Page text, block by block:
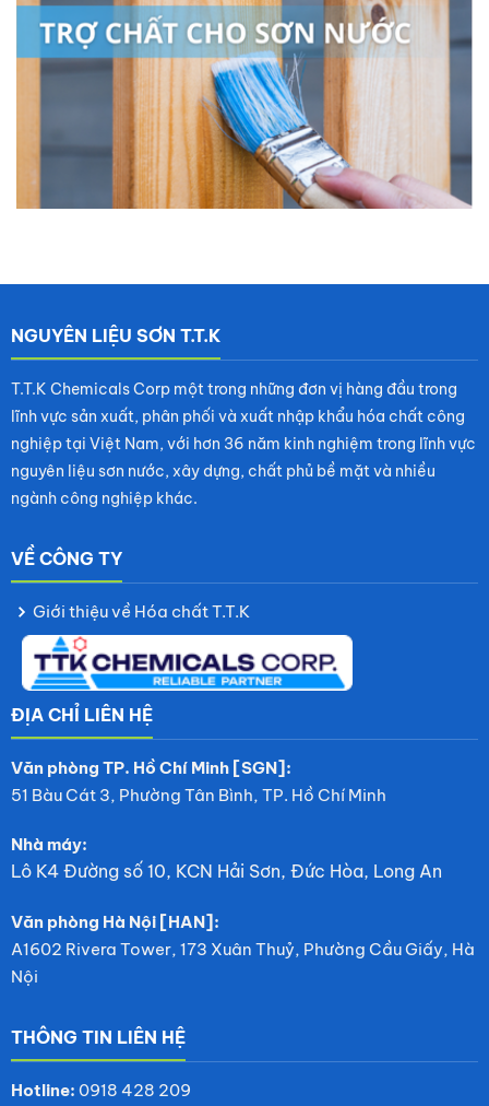
NGUYÊN LIỆU SƠN T.T.K
T.T.K Chemicals Corp một trong những đơn vị hàng đầu trong
lĩnh vực sản xuất, phân phối và xuất nhập khẩu hóa chất công
nghiệp tại Việt Nam, với hơn 36 năm kinh nghiệm trong lĩnh vực
nguyên liệu sơn nước, xây dựng, chất phủ bề mặt và nhiều
ngành công nghiệp khác.
VỀ CÔNG TY
Giới thiệu về Hóa chất T.T.K
ĐỊA CHỈ LIÊN HỆ
Văn phòng TP. Hồ Chí Minh [SGN]:
51 Bàu Cát 3, Phường Tân Bình, TP. Hồ Chí Minh
Nhà máy:
Lô K4 Đường số 10, KCN Hải Sơn, Đức Hòa, Long An
Văn phòng Hà Nội [HAN]:
A1602 Rivera Tower, 173 Xuân Thuỷ, Phường Cầu Giấy, Hà
Nội
THÔNG TIN LIÊN HỆ
Hotline: 0918 428 209